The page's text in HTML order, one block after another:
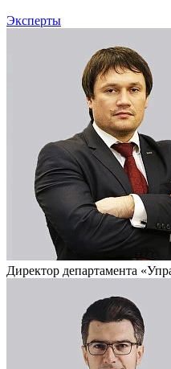
Эксперты
Директор департамента